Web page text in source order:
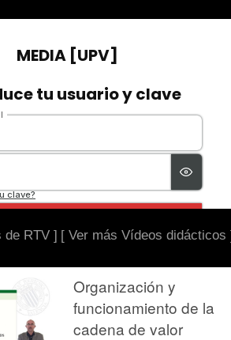
de RTV ] [ Ver más Vídeos didácticos
Organización y
funcionamiento de la
cadena de valor